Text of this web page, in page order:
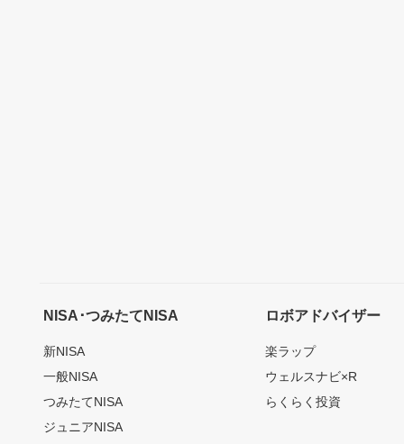
NISA･つみたてNISA
新NISA
一般NISA
つみたてNISA
ジュニアNISA
ロボアドバイザー
楽ラップ
ウェルスナビ×R
らくらく投資